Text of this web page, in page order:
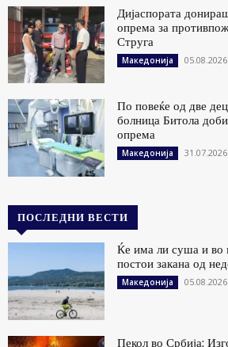
Дијаспората
опрема за
Струга
Македонија
По повеќе од две
болница Битола
опрема
Македонија
ПОСЛЕДНИ ВЕСТИ
Ќе има ли суша и во
постои закана од
Македонија
Пекол во Србија: